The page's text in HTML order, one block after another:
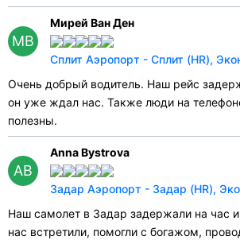
МВ
Мирей Ван Ден
Сплит Аэропорт - Сплит (HR),
Очень добрый водитель. Наш рейс
он уже ждал нас. Также люди на
полезны.
AB
Anna Bystrova
Задар Аэропорт - Задар (HR),
Наш самолет в Задар задержали на час
нас встретили, помогли с богажом,